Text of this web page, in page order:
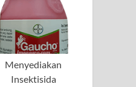
Menyediakan
Insektisida